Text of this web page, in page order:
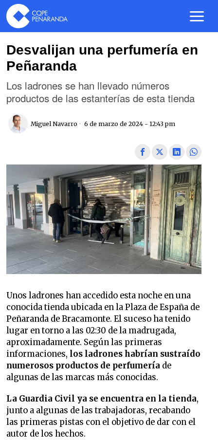
Desvalijan una perfumería en
Peñaranda
Los ladrones se han llevado números
productos de las estanterías de esta tienda
Miguel Navarro 6 de marzo de 2024 - 12:43 pm
Unos ladrones han accedido esta noche en una
conocida tienda ubicada en la Plaza de España de
Peñaranda de Bracamonte. El suceso ha tenido
lugar en torno a las 02:30 de la madrugada,
aproximadamente. Según las primeras
informaciones, los ladrones habrían sustraído
numerosos productos de perfumería de
algunas de las marcas más conocidas.
La Guardia Civil ya se encuentra en la tienda,
junto a algunas de las trabajadoras, recabando
las primeras pistas con el objetivo de dar con el
autor de los hechos.